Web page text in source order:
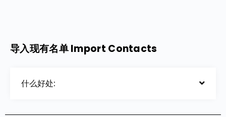
导入现有名单 Import Contacts
什么好处: